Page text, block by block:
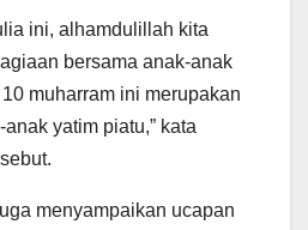
ini, alhamdulillah kita
bersama anak-anak
muharram ini merupakan
yatim piatu,” kata
menyampaikan ucapan